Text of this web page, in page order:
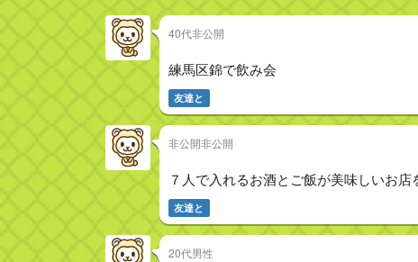
40代非公開
練馬区錦で飲み会
友達と
非公開非公開
７人で入れるお酒とご飯が美味しいお店
友達と
20代男性